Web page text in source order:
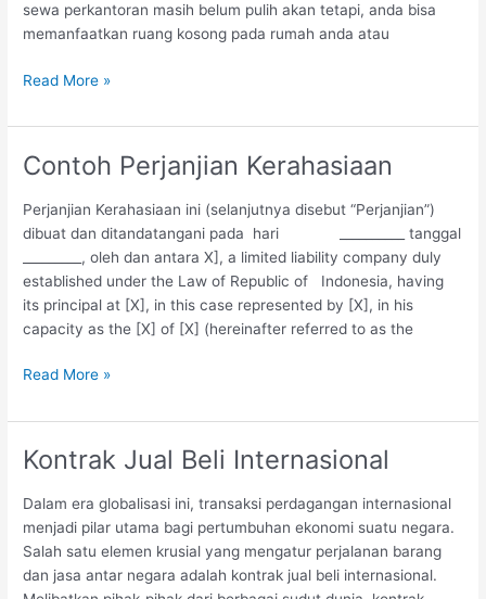
sewa perkantoran masih belum pulih akan tetapi, anda bisa
memanfaatkan ruang kosong pada rumah anda atau
Unsur
Pada
Sewa
Read More »
Contoh Perjanjian Kerahasiaan
Perjanjian Kerahasiaan ini (selanjutnya disebut “Perjanjian”)
dibuat dan ditandatangani pada hari __________ tanggal
_________, oleh dan antara X], a limited liability company duly
established under the Law of Republic of Indonesia, having
its principal at [X], in this case represented by [X], in his
capacity as the [X] of [X] (hereinafter referred to as the
Contoh
Kerahasiaan
Read More »
Kontrak Jual Beli Internasional
Dalam era globalisasi ini, transaksi perdagangan internasional
menjadi pilar utama bagi pertumbuhan ekonomi suatu negara.
Salah satu elemen krusial yang mengatur perjalanan barang
dan jasa antar negara adalah kontrak jual beli internasional.